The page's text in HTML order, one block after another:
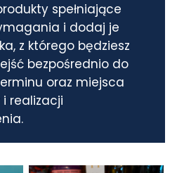
spełniające
i dodaj je
z którego będziesz
bezpośrednio do
oraz miejsca
realizacji